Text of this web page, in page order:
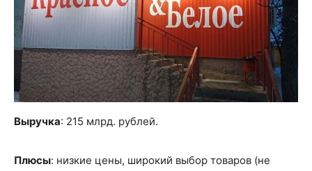
Выручка: 215 млрд. рублей.
Плюсы: низкие цены, широкий выбор товаров (не